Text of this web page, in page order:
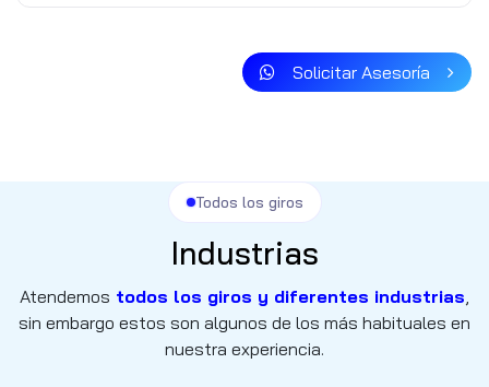
Solicitar Asesoría
Todos los giros
Industrias
Atendemos todos los giros y diferentes industrias,
sin embargo estos son algunos de los más habituales en
nuestra experiencia.